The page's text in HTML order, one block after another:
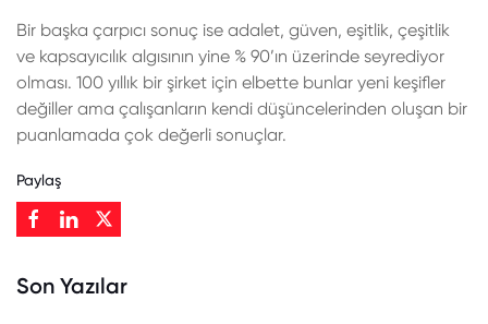
Bir başka çarpıcı sonuç ise adalet, güven, eşitlik, çeşitlik
ve kapsayıcılık algısının yine % 90’ın üzerinde seyrediyor
olması. 100 yıllık bir şirket için elbette bunlar yeni keşifler
değiller ama çalışanların kendi düşüncelerinden oluşan bir
puanlamada çok değerli sonuçlar.
Paylaş
Son Yazılar